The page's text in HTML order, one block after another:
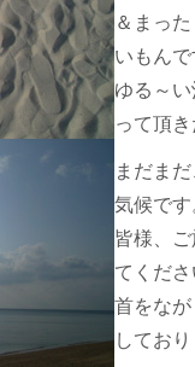
＆まっ
いもん
ゆる～
って頂
まだま
気候です
皆様、
てくだ
首をな
してお